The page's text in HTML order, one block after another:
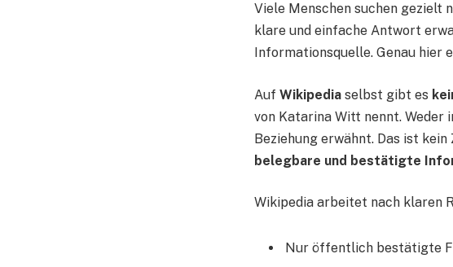
Viele Menschen suchen gezielt
klare und einfache Antwort
Informationsquelle. Genau
Auf Wikipedia selbst gibt es
von Katarina Witt nennt. Weder
Beziehung erwähnt. Das ist
belegbare und bestätigte
Wikipedia arbeitet nach klaren
Nur öffentlich bestätigte